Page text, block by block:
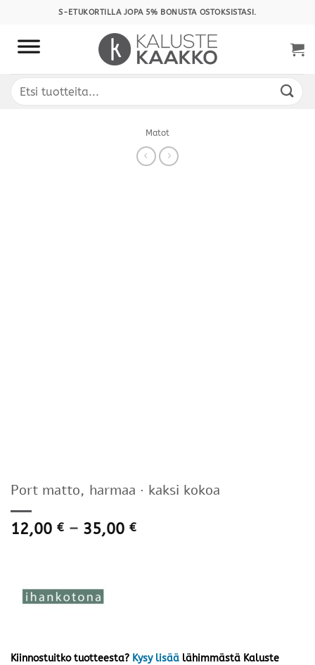
content
S-ETUKORTILLA JOPA 5% BONUSTA OSTOKSISTASI.
Etsi:
Matot
Port matto, harmaa · kaksi kokoa
12,00 € – 35,00 €Hintaluokka:
Kiinnostuitko tuotteesta? Kysy lisää lähimmästä Kaluste